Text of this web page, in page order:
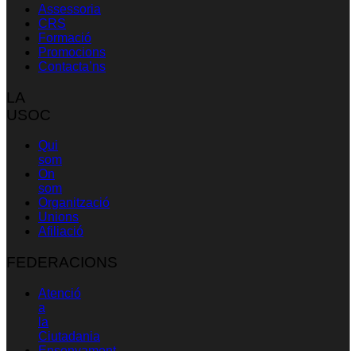
Assessoria
CRS
Formació
Promocions
Contacta’ns
LA
USOC
Qui
som
On
som
Organització
Unions
Afiliació
FEDERACIONS
Atenció
a
la
Ciutadania